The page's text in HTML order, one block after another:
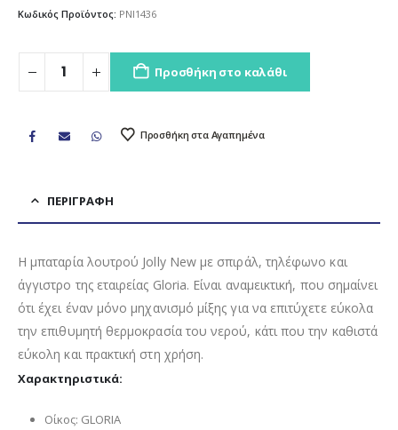
Κωδικός Προϊόντος: PNI1436
Προσθήκη στο καλάθι
Προσθήκη στα Αγαπημένα
ΠΕΡΙΓΡΑΦΉ
Η μπαταρία λουτρού Jolly New με σπιράλ, τηλέφωνο και
άγγιστρο της εταιρείας Gloria. Είναι αναμεικτική, που σημαίνει
ότι έχει έναν μόνο μηχανισμό μίξης για να επιτύχετε εύκολα
την επιθυμητή θερμοκρασία του νερού, κάτι που την καθιστά
εύκολη και πρακτική στη χρήση.
Χαρακτηριστικά:
Οίκος: GLORIA